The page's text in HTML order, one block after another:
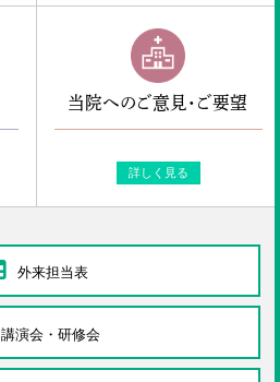
当院へのご意見・ご要望
詳しく見る
外来担当表
講演会・研修会